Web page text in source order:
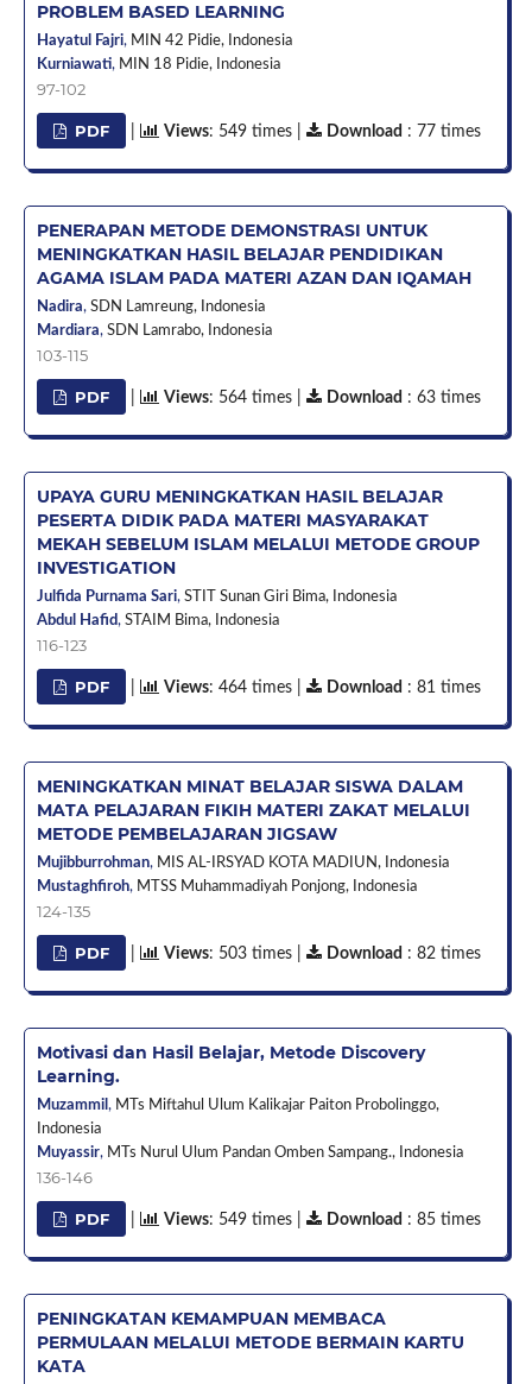
PROBLEM BASED LEARNING
Hayatul Fajri, MIN 42 Pidie,
Indonesia
Kurniawati, MIN 18 Pidie, Indonesia
97-102
PDF Views: 549 times | Download : 77 times
PENERAPAN METODE DEMONSTRASI UNTUK
MENINGKATKAN HASIL BELAJAR PENDIDIKAN
AGAMA ISLAM PADA MATERI AZAN DAN IQAMAH
Nadira, SDN Lamreung,
Indonesia
Mardiara, SDN Lamrabo, Indonesia
103-115
PDF Views: 564 times | Download : 63 times
UPAYA GURU MENINGKATKAN HASIL BELAJAR
PESERTA DIDIK PADA MATERI MASYARAKAT
MEKAH SEBELUM ISLAM MELALUI METODE GROUP
INVESTIGATION
Julfida Purnama Sari, STIT Sunan Giri Bima,
Indonesia
Abdul Hafid, STAIM Bima, Indonesia
116-123
PDF Views: 464 times | Download : 81 times
MENINGKATKAN MINAT BELAJAR SISWA DALAM
MATA PELAJARAN FIKIH MATERI ZAKAT MELALUI
METODE PEMBELAJARAN JIGSAW
Mujibburrohman, MIS AL-IRSYAD KOTA MADIUN,
Indonesia
Mustaghfiroh, MTSS Muhammadiyah Ponjong, Indonesia
124-135
PDF Views: 503 times | Download : 82 times
Motivasi dan Hasil Belajar, Metode Discovery
Learning.
Muzammil , MTs Miftahul Ulum Kalikajar Paiton Probolinggo,
Indonesia
Muyassir, MTs Nurul Ulum Pandan Omben Sampang., Indonesia
136-146
PDF Views: 549 times | Download : 85 times
PENINGKATAN KEMAMPUAN MEMBACA
PERMULAAN MELALUI METODE BERMAIN KARTU
KATA